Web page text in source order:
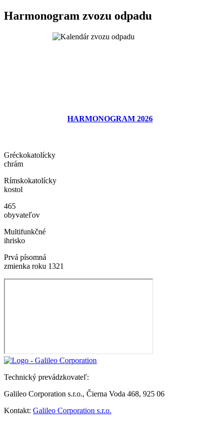
Harmonogram zvozu odpadu
HARMONOGRAM 2026
Gréckokatolícky
chrám
Rímskokatolícky
kostol
465
obyvateľov
Multifunkčné
ihrisko
Prvá písomná
zmienka roku 1321
Technický prevádzkovateľ:
Galileo Corporation s.r.o., Čierna Voda 468, 925 06
Kontakt: Galileo Corporation s.r.o.